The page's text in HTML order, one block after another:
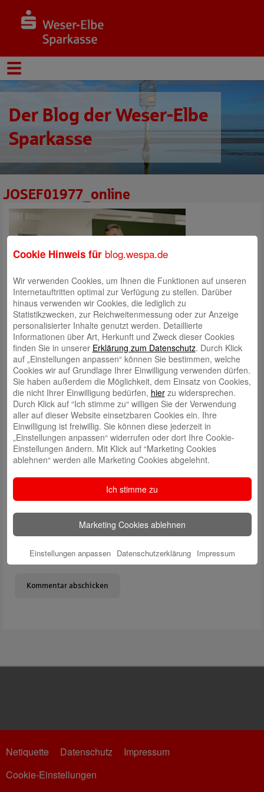
Der Blog der Weser-Elbe
Sparkasse
JOSEF01977_online
Schreibe einen Kommentar
Deine E-Mail-Adresse wird nicht veröffentlicht. Erforderliche Felder
sind mit*markiert
Meinen Namen, meine E-Mail-Adresse und meine Website in
diesem Browser für die nächste Kommentierung speichern.
Netiquette Datenschutz
Impressum
Cookie-Einstellungen
Cookie Hinweis für blog.wespa.de
Wir verwenden Cookies, um Ihnen die Funktionen auf unseren
Internetauftritten optimal zur Verfügung zu stellen. Darüber
hinaus verwenden wir Cookies, die lediglich zu
Statistikzwecken, zur Reichweitenmessung oder zur Anzeige
personalisierter Inhalte genutzt werden. Detaillierte
Informationen über Art, Herkunft und Zweck dieser Cookies
finden Sie in unserer Erklärung zum Datenschutz. Durch Klick
auf „Einstellungen anpassen“ können Sie bestimmen, welche
Cookies wir auf Grundlage Ihrer Einwilligung verwenden dürfen.
Sie haben außerdem die Möglichkeit, dem Einsatz von Cookies,
die nicht Ihrer Einwilligung bedürfen, hierzu widersprechen.
Durch Klick auf “Ich stimme zu“ willigen Sie der Verwendung
aller auf dieser Website einsetzbaren Cookies ein. Ihre
Einwilligung ist freiwillig. Sie können diese jederzeit in
„Einstellungen anpassen“ widerrufen oder dort Ihre Cookie-
Einstellungen ändern. Mit Klick auf “Marketing Cookies
ablehnen“ werden alle Marketing Cookies abgelehnt.
Ich stimme zu
Marketing Cookies ablehnen
Einstellungen anpassen Datenschutzerklärung Impressum